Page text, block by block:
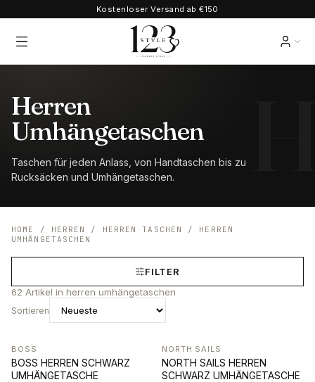
Kostenloser Versand ab €150
Herren
Umhängetaschen
Taschen für jeden Anlass, von Handtaschen bis zu
Rucksäcken und Umhängetaschen.
HOME / HERREN / HERREN TASCHEN / HERREN
UMHÄNGETASCHEN
FILTER
62 Artikel in herren umhängetaschen
Sortieren
-34%
BOSS
BOSS HERREN SCHWARZ
UMHÄNGETASCHE
NORTH SAILS
NORTH SAILS HERREN
SCHWARZ UMHÄNGETASCHE